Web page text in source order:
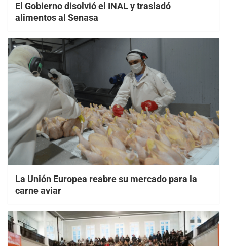
El Gobierno disolvió el INAL y trasladó
alimentos al Senasa
La Unión Europea reabre su mercado para la
carne aviar